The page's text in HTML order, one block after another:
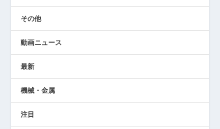
その他
動画ニュース
最新
機械・金属
注目